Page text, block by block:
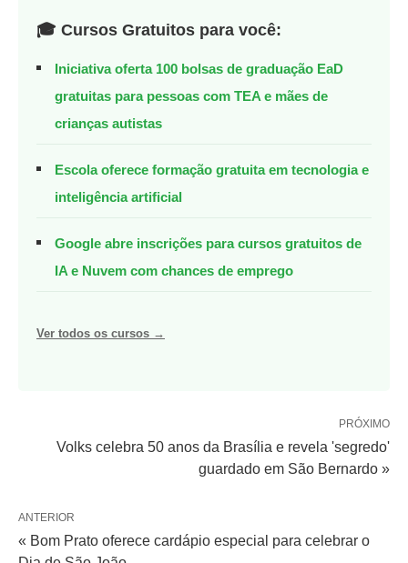
🎓 Cursos Gratuitos para você:
Iniciativa oferta 100 bolsas de graduação EaD
gratuitas para pessoas com TEA e mães de
crianças autistas
Escola oferece formação gratuita em tecnologia e
inteligência artificial
Google abre inscrições para cursos gratuitos de
IA e Nuvem com chances de emprego
Ver todos os cursos →
PRÓXIMO
Volks celebra 50 anos da Brasília e revela 'segredo'
guardado em São Bernardo »
ANTERIOR
« Bom Prato oferece cardápio especial para celebrar o